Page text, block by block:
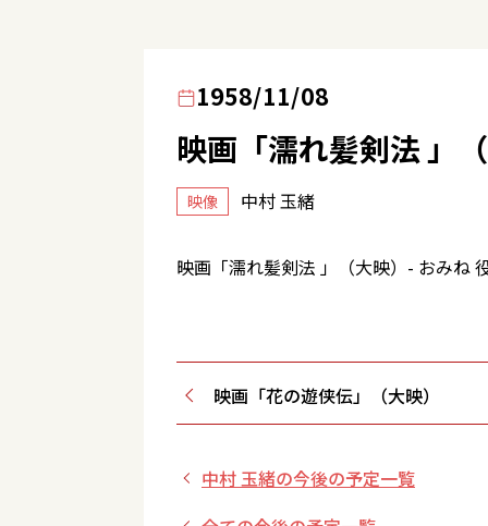
1958/11/08
映画「濡れ髪剣法 」（
映像 中村 玉緒
映画「濡れ髪剣法 」（大映）- おみね
映画「花の遊侠伝」（大映）
中村 玉緒の今後の予定一覧